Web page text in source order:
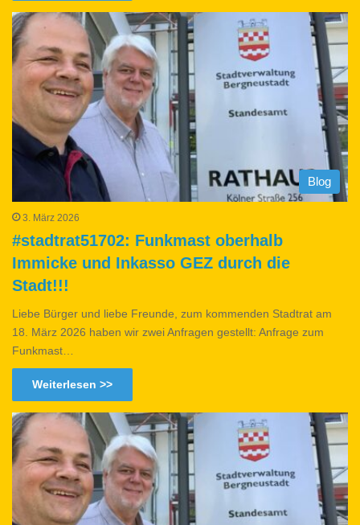
Blog
3. März 2026
#stadtrat51702: Funkmast oberhalb
Immicke und Inkasso GEZ durch die
Stadt!!!
Liebe Bürger und liebe Freunde, zum kommenden Stadtrat am
18. März 2026 haben wir zwei Anfragen gestellt: Anfrage zum
Funkmast…
Weiterlesen >>